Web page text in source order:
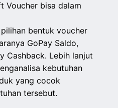
Voucher bisa dalam
bentuk voucher
GoPay Saldo,
Cashback. Lebih lanjut
kebutuhan
yang cocok
tersebut.